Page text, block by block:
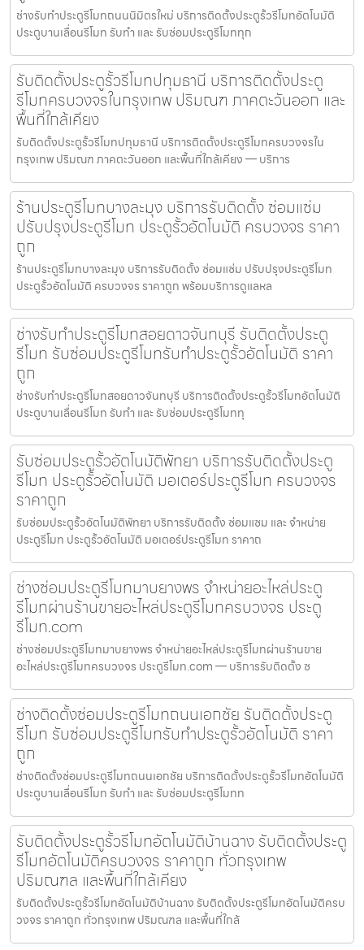
ช่างรับทำประตูรีโมทถนนนิมิตรใหม่ บริการติดตั้งประตูรั้วรีโมทอัตโนมัติ
ประตูบานเลื่อนรีโมท รับทำ และ รับซ่อมประตูรีโมททุก
รับติดตั้งประตูรั้วรีโมทปทุมธานี บริการติดตั้งประตู
รีโมทครบวงจรในกรุงเทพ ปริมณฑ ภาคตะวันออก และ
พื้นที่ใกล้เคียง
รับติดตั้งประตูรั้วรีโมทปทุมธานี บริการติดตั้งประตูรีโมทครบวงจรใน
กรุงเทพ ปริมณฑ ภาคตะวันออก และพื้นที่ใกล้เคียง — บริการ
ร้านประตูรีโมทบางละมุง บริการรับติดตั้ง ซ่อมแซ่ม
ปรับปรุงประตูรีโมท ประตูรั้วอัตโนมัติ ครบวงจร ราคา
ถูก
ร้านประตูรีโมทบางละมุง บริการรับติดตั้ง ซ่อมแซ่ม ปรับปรุงประตูรีโมท
ประตูรั้วอัตโนมัติ ครบวงจร ราคาถูก พร้อมบริการดูแลหล
ช่างรับทำประตูรีโมทสอยดาวจันทบุรี รับติดตั้งประตู
รีโมท รับซ่อมประตูรีโมทรับทำประตูรั้วอัตโนมัติ ราคา
ถูก
ช่างรับทำประตูรีโมทสอยดาวจันทบุรี บริการติดตั้งประตูรั้วรีโมทอัตโนมัติ
ประตูบานเลื่อนรีโมท รับทำ และ รับซ่อมประตูรีโมททุ
รับซ่อมประตูรั้วอัตโนมัติพัทยา บริการรับติดตั้งประตู
รีโมท ประตูรั้วอัตโนมัติ มอเตอร์ประตูรีโมท ครบวงจร
ราคาถูก
รับซ่อมประตูรั้วอัตโนมัติพัทยา บริการรับติดตั้ง ซ่อมแซม และ จำหน่าย
ประตูรีโมท ประตูรั้วอัตโนมัติ มอเตอร์ประตูรีโมท ราคาถ
ช่างซ่อมประตูรีโมทมาบยางพร จำหน่ายอะไหล่ประตู
รีโมทผ่านร้านขายอะไหล่ประตูรีโมทครบวงจร ประตู
รีโมท.com
ช่างซ่อมประตูรีโมทมาบยางพร จำหน่ายอะไหล่ประตูรีโมทผ่านร้านขาย
อะไหล่ประตูรีโมทครบวงจร ประตูรีโมท.com — บริการรับติดตั้ง ซ
ช่างติดตั้งซ่อมประตูรีโมทถนนเอกชัย รับติดตั้งประตู
รีโมท รับซ่อมประตูรีโมทรับทำประตูรั้วอัตโนมัติ ราคา
ถูก
ช่างติดตั้งซ่อมประตูรีโมทถนนเอกชัย บริการติดตั้งประตูรั้วรีโมทอัตโนมัติ
ประตูบานเลื่อนรีโมท รับทำ และ รับซ่อมประตูรีโมทท
รับติดตั้งประตูรั้วรีโมทอัตโนมัติบ้านฉาง รับติดตั้งประตู
รีโมทอัตโนมัติครบวงจร ราคาถูก ทั่วกรุงเทพ
ปริมณฑล และพื้นที่ใกล้เคียง
รับติดตั้งประตูรั้วรีโมทอัตโนมัติบ้านฉาง รับติดตั้งประตูรีโมทอัตโนมัติครบ
วงจร ราคาถูก ทั่วกรุงเทพ ปริมณฑล และพื้นที่ใกล้